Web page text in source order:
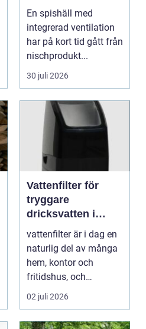
moderna kök
En spishäll med
integrerad ventilation
har på kort tid gått från
nischprodukt...
30 juli 2026
Vattenfilter för
tryggare
dricksvatten i
vardagen
vattenfilter är i dag en
naturlig del av många
hem, kontor och
fritidshus, och
intresset ökar för va...
02 juli 2026